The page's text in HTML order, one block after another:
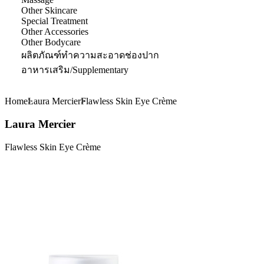
Other Skincare
Special Treatment
Other Accessories
Other Bodycare
ผลิตภัณฑ์ทำความสะอาดช่องปาก
อาหารเสริม/Supplementary
HomeLaura MercierFlawless Skin Eye Crème
Laura Mercier
Flawless Skin Eye Crème